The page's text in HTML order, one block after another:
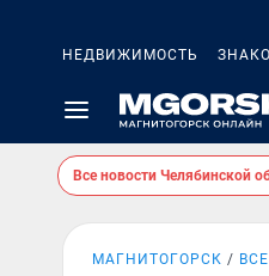
НЕДВИЖИМОСТЬ
Все новости Челябинской
МАГНИТОГОРСК